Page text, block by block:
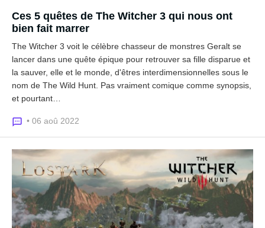
Ces 5 quêtes de The Witcher 3 qui nous ont
bien fait marrer
The Witcher 3 voit le célèbre chasseur de monstres Geralt se
lancer dans une quête épique pour retrouver sa fille disparue et
la sauver, elle et le monde, d'êtres interdimensionnelles sous le
nom de The Wild Hunt. Pas vraiment comique comme synopsis,
et pourtant…
• 06 aoû 2022